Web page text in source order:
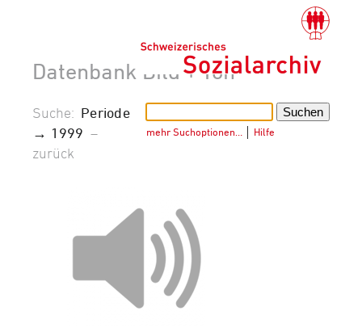
Datenbank Bild + Ton
mehr Suchoptionen… Hilfe
Suche: Periode
→ 1999 –
zurück